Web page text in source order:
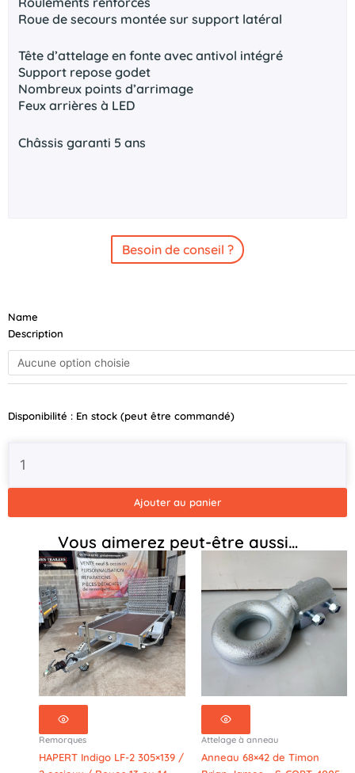
Roue de secours montée sur support latéral
Tête d’attelage en fonte avec antivol intégré
Support repose godet
Nombreux points d’arrimage
Feux arrières à LED
Châssis garanti 5 ans
Besoin de conseil ?
Name
Description
Disponibilité : En stock (peut être commandé)
de
BRIAN
JAMES
Digger
Timon
essieux
pouces
3500kg
Ajouter au panier
Vous aimerez peut-être aussi…
Remorques
HAPERT Indigo LF-2 305×139 /
Attelage à anneau
Anneau 68×42 de Timon